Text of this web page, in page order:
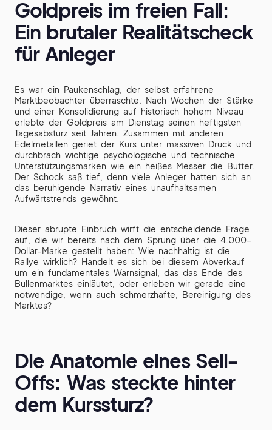
Goldpreis im freien Fall:
Ein brutaler Realitätscheck
für Anleger
Es war ein Paukenschlag, der selbst erfahrene
Marktbeobachter überraschte. Nach Wochen der Stärke
und einer Konsolidierung auf historisch hohem Niveau
erlebte der Goldpreis am Dienstag seinen heftigsten
Tagesabsturz seit Jahren. Zusammen mit anderen
Edelmetallen geriet der Kurs unter massiven Druck und
durchbrach wichtige psychologische und technische
Unterstützungsmarken wie ein heißes Messer die Butter.
Der Schock saß tief, denn viele Anleger hatten sich an
das beruhigende Narrativ eines unaufhaltsamen
Aufwärtstrends gewöhnt.
Dieser abrupte Einbruch wirft die entscheidende Frage
auf, die wir bereits nach dem Sprung über die 4.000-
Dollar-Marke gestellt haben: Wie nachhaltig ist die
Rallye wirklich? Handelt es sich bei diesem Abverkauf
um ein fundamentales Warnsignal, das das Ende des
Bullenmarktes einläutet, oder erleben wir gerade eine
notwendige, wenn auch schmerzhafte, Bereinigung des
Marktes?
Die Anatomie eines Sell-
Offs: Was steckte hinter
dem Kurssturz?